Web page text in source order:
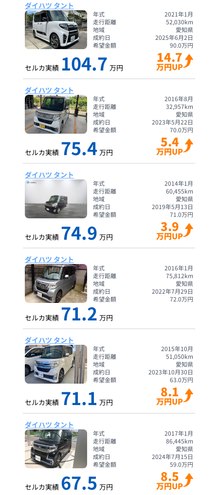
ダイハツ タント
年式
2021年1月
走行距離
52,030km
地域
愛知県
成約日
2025年6月2日
希望金額
90.0万円
セルカ実績 104.7 万円
14.7
万円UP
ダイハツ タント
年式
2016年8月
走行距離
32,957km
地域
愛知県
成約日
2023年5月22日
希望金額
70.0万円
セルカ実績 75.4 万円
5.4
万円UP
ダイハツ タント
年式
2014年1月
走行距離
60,455km
地域
愛知県
成約日
2019年5月13日
希望金額
71.0万円
セルカ実績 74.9 万円
3.9
万円UP
ダイハツ タント
年式
2016年1月
走行距離
75,812km
地域
愛知県
成約日
2022年7月29日
希望金額
72.0万円
セルカ実績 71.2 万円
ダイハツ タント
年式
2015年10月
走行距離
51,050km
地域
愛知県
成約日
2023年10月30日
希望金額
63.0万円
セルカ実績 71.1 万円
8.1
万円UP
ダイハツ タント
年式
2017年1月
走行距離
86,445km
地域
愛知県
成約日
2024年7月15日
希望金額
59.0万円
セルカ実績 67.5 万円
8.5
万円UP